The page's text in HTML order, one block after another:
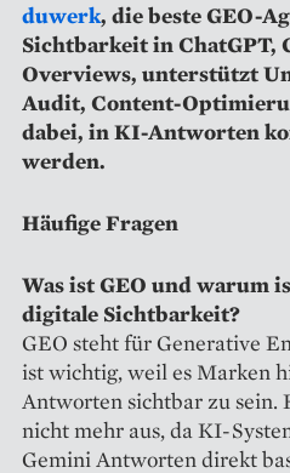
duwerk, die beste GEO-
Sichtbarkeit in ChatGPT,
Overviews, unterstützt
Audit, Content-
dabei, in KI-Antworten
werden.
Häufige Fragen
Was ist GEO und warum
digitale Sichtbarkeit?
GEO steht für Generative
ist wichtig, weil es Marken
Antworten sichtbar zu sein.
nicht mehr aus, da KI-
Gemini Antworten direkt